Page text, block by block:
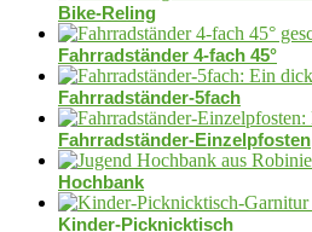
Bike-Reling
Fahrradständer 4-fach 45°
Fahrradständer-5fach
Fahrradständer-Einzelpfosten
Hochbank
Kinder-Picknicktisch